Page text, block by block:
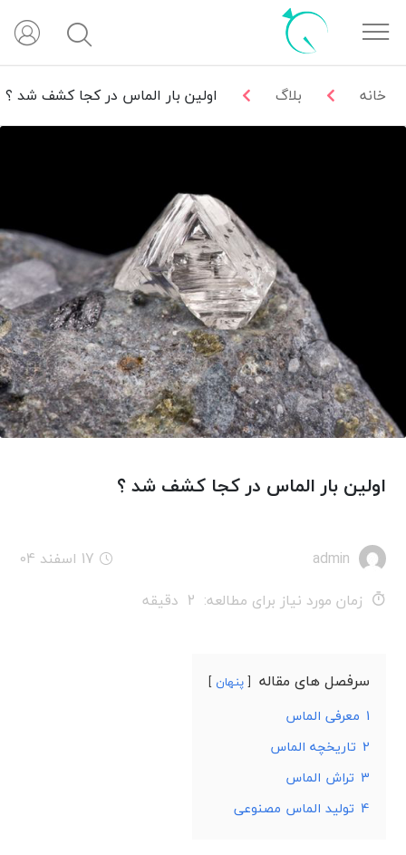
خانه بلاگ اولین بار الماس در کجا کشف شد ؟
اولین بار الماس در کجا کشف شد ؟
admin
17 اسفند 04
زمان مورد نیاز برای مطالعه: 2 دقیقه
سرفصل های مقاله پنهان
1 معرفی الماس
2 تاریخچه الماس
3 تراش الماس
4 تولید الماس مصنوعی